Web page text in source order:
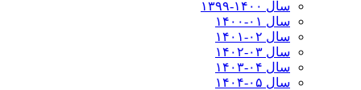
سال ۱۴۰۰-۱۳۹۹
سال ۰۱-۱۴۰۰
سال ۰۲-۱۴۰۱
سال ۰۳-۱۴۰۲
سال ۰۴-۱۴۰۳
سال ۰۵-۱۴۰۴